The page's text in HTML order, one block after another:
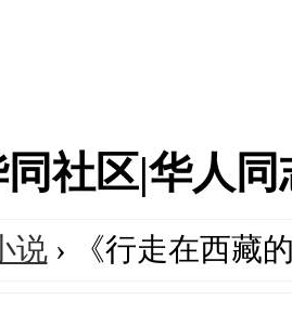
社区|华人
说› 《行走在西藏